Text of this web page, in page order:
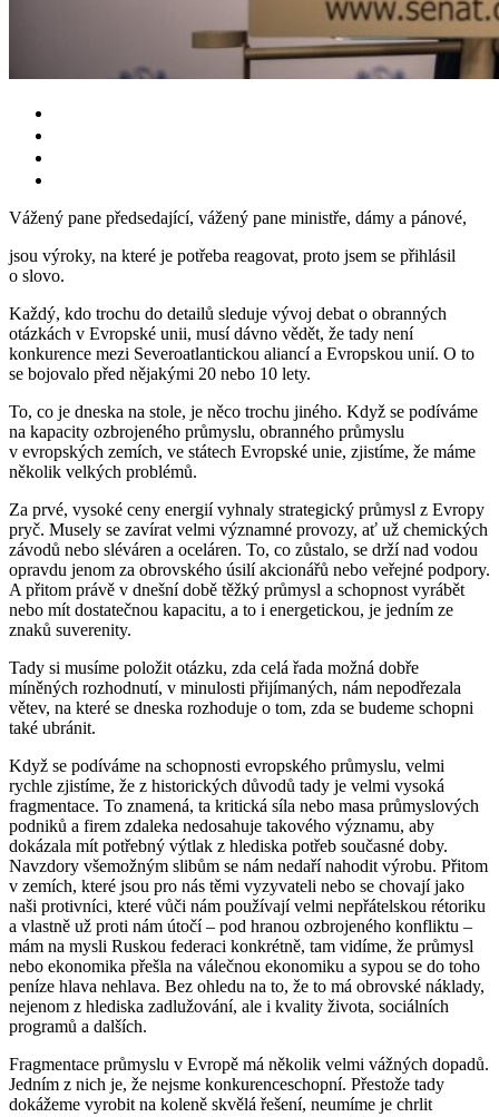
Vážený pane předsedající, vážený pane ministře, dámy a pánové,
jsou výroky, na které je potřeba reagovat, proto jsem se přihlásil
o slovo.
Každý, kdo trochu do detailů sleduje vývoj debat o obranných
otázkách v Evropské unii, musí dávno vědět, že tady není
konkurence mezi Severoatlantickou aliancí a Evropskou unií. O to
se bojovalo před nějakými 20 nebo 10 lety.
To, co je dneska na stole, je něco trochu jiného. Když se podíváme
na kapacity ozbrojeného průmyslu, obranného průmyslu
v evropských zemích, ve státech Evropské unie, zjistíme, že máme
několik velkých problémů.
Za prvé, vysoké ceny energií vyhnaly strategický průmysl z Evropy
pryč. Musely se zavírat velmi významné provozy, ať už chemických
závodů nebo sléváren a oceláren. To, co zůstalo, se drží nad vodou
opravdu jenom za obrovského úsilí akcionářů nebo veřejné podpory.
A přitom právě v dnešní době těžký průmysl a schopnost vyrábět
nebo mít dostatečnou kapacitu, a to i energetickou, je jedním ze
znaků suverenity.
Tady si musíme položit otázku, zda celá řada možná dobře
míněných rozhodnutí, v minulosti přijímaných, nám nepodřezala
větev, na které se dneska rozhoduje o tom, zda se budeme schopni
také ubránit.
Když se podíváme na schopnosti evropského průmyslu, velmi
rychle zjistíme, že z historických důvodů tady je velmi vysoká
fragmentace. To znamená, ta kritická síla nebo masa průmyslových
podniků a firem zdaleka nedosahuje takového významu, aby
dokázala mít potřebný výtlak z hlediska potřeb současné doby.
Navzdory všemožným slibům se nám nedaří nahodit výrobu. Přitom
v zemích, které jsou pro nás těmi vyzyvateli nebo se chovají jako
naši protivníci, které vůči nám používají velmi nepřátelskou rétoriku
a vlastně už proti nám útočí – pod hranou ozbrojeného konfliktu –
mám na mysli Ruskou federaci konkrétně, tam vidíme, že průmysl
nebo ekonomika přešla na válečnou ekonomiku a sypou se do toho
peníze hlava nehlava. Bez ohledu na to, že to má obrovské náklady,
nejenom z hlediska zadlužování, ale i kvality života, sociálních
programů a dalších.
Fragmentace průmyslu v Evropě má několik velmi vážných dopadů.
Jedním z nich je, že nejsme konkurenceschopní. Přestože tady
dokážeme vyrobit na koleně skvělá řešení, neumíme je chrlit